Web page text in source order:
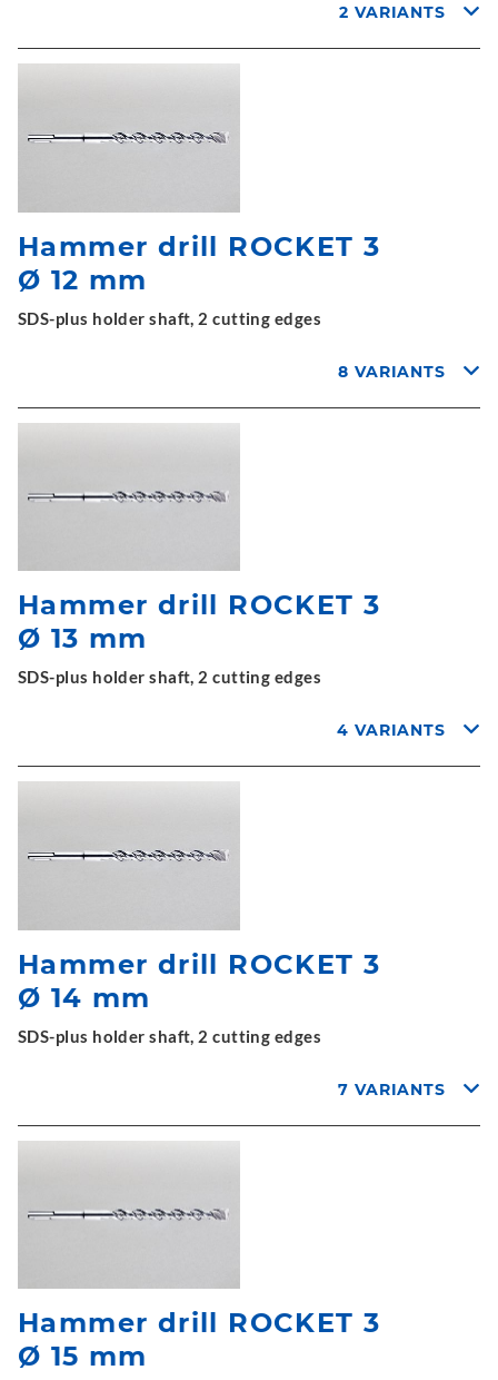
2 VARIANTS
Hammer drill ROCKET 3
Ø 12 mm
SDS-plus holder shaft, 2 cutting edges
8 VARIANTS
Hammer drill ROCKET 3
Ø 13 mm
SDS-plus holder shaft, 2 cutting edges
4 VARIANTS
Hammer drill ROCKET 3
Ø 14 mm
SDS-plus holder shaft, 2 cutting edges
7 VARIANTS
Hammer drill ROCKET 3
Ø 15 mm